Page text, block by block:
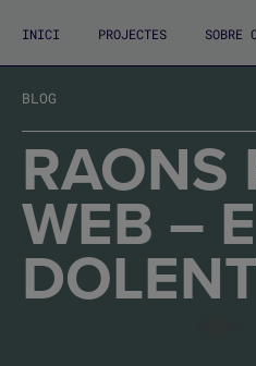
INICI PROJECTES SOBRE
BLOG
RAONS
WEB –